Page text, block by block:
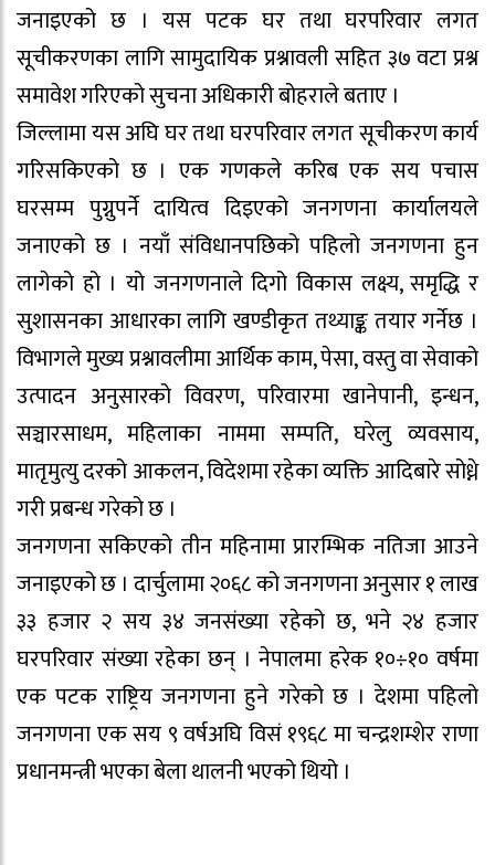
जनाइएको छ । यस पटक घर तथा घरपरिवार लगत
सूचीकरणका लागि सामुदायिक प्रश्नावली सहित ३७ वटा प्रश्न
समावेश गरिएको सुचना अधिकारी बोहराले बताए ।
जिल्लामा यस अघि घर तथा घरपरिवार लगत सूचीकरण कार्य
गरिसकिएको छ । एक गणकले करिब एक सय पचास
घरसम्म पुग्नुपर्ने दायित्व दिइएको जनगणना कार्यालयले
जनाएको छ । नयाँ संविधानपछिको पहिलो जनगणना हुन
लागेको हो । यो जनगणनाले दिगो विकास लक्ष्य, समृद्धि र
सुशासनका आधारका लागि खण्डीकृत तथ्याङ्क तयार गर्नेछ ।
विभागले मुख्य प्रश्नावलीमा आर्थिक काम, पेसा, वस्तु वा सेवाको
उत्पादन अनुसारको विवरण, परिवारमा खानेपानी, इन्धन,
सञ्चारसाधम, महिलाका नाममा सम्पति, घरेलु व्यवसाय,
मातृमुत्यु दरको आकलन, विदेशमा रहेका व्यक्ति आदिबारे सोध्ने
गरी प्रबन्ध गरेको छ ।
जनगणना सकिएको तीन महिनामा प्रारम्भिक नतिजा आउने
जनाइएको छ । दार्चुलामा २०६८ को जनगणना अनुसार १ लाख
३३ हजार २ सय ३४ जनसंख्या रहेको छ, भने २४ हजार
घरपरिवार संख्या रहेका छन् । नेपालमा हरेक १०÷१० वर्षमा
एक पटक राष्ट्रिय जनगणना हुने गरेको छ । देशमा पहिलो
जनगणना एक सय ९ वर्षअघि विसं १९६८ मा चन्द्रशम्शेर राणा
प्रधानमन्त्री भएका बेला थालनी भएको थियो ।